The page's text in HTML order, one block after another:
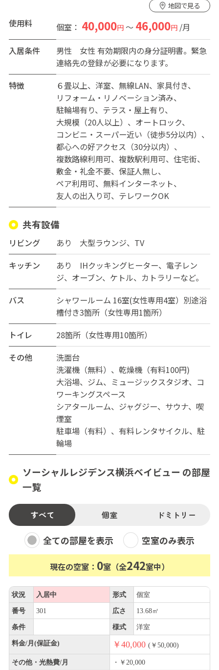
地図で見る
使用料 個室： 40,000円～ 46,000円/月
入居条件
男性 女性 有効期限内の身分証明書。緊急
連絡先の登録が必要になります。
特徴
６畳以上 洋室 無線LAN
家具付き
リフォーム・リノベーション済み
駐輪場有り
テラス・屋上有り
大規模（20人以上）
オートロック
コンビニ・スーパー近い（徒歩5分以内）
都心への好アクセス（30分以内）
複数路線利用可
複数駅利用可
住宅街
敷金・礼金不要
保証人無し
ペア利用可
無料インターネット
友人の出入り可
テレワークOK
共有設備
リビング
あり 大型ラウンジ、TV
キッチン
あり IHクッキングヒーター、電子レン
ジ、オーブン、ケトル、カトラリーなど。
バス
シャワールーム 16室(女性専用4室）別途浴
槽付き3箇所（女性専用1箇所）
トイレ
28箇所（女性専用10箇所）
その他
洗面台
洗濯機（無料）、乾燥機（有料100円)
大浴場、ジム、ミュージックスタジオ、コ
ワーキングスペース
シアタールーム、ジャグジー、サウナ、喫
煙室
駐車場（有料）、有料レンタサイクル、駐
輪場
ソーシャルレジデンス横浜ベイビュー の部屋
一覧
すべて 個室 ドミトリー
全ての部屋を表示 空室のみ表示
現在の空室： 0室（全242室中）
状況 入居中 形式 個室
番号 301 広さ 13.68㎡
条件 様式 洋室
料金/月(保証金) ￥40,000 (￥50,000)
その他・光熱費/月 ・￥20,000